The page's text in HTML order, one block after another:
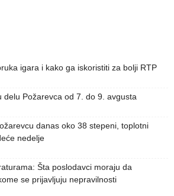
igara i kako ga iskoristiti za bolji RTP
delu Požarevca od 7. do 9. avgusta
danas oko 38 stepeni, toplotni
nedelje
Šta poslodavci moraju da
se prijavljuju nepravilnosti